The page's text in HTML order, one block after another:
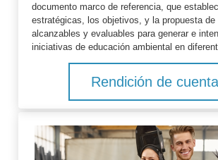
documento marco de referencia, que
estratégicas, los objetivos, y la propuesta de
alcanzables y evaluables para generar e
iniciativas de educación ambiental en
Rendición de